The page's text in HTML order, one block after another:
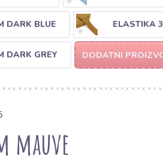
DARK BLUE ELASTIKA
DARK GREY DODATNI
mauve